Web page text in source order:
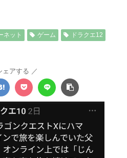
ネット ゲーム
ドラクエ12
ェアする